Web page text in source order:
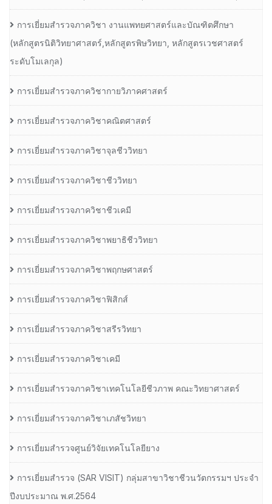
การเยี่ยมสำรวจภาควิชา งานแพทยศาสตร์และบัณฑิตศึกษา
(หลักสูตรนิติวิทยาศาสตร์,หลักสูตรพิษวิทยา, หลักสูตรเวชศาสตร์
ระดับโมเลกุล)
การเยี่ยมสำรวจภาควิชากายวิภาคศาสตร์
การเยี่ยมสำรวจภาควิชาคณิตศาสตร์
การเยี่ยมสำรวจภาควิชาจุลชีววิทยา
การเยี่ยมสำรวจภาควิชาชีววิทยา
การเยี่ยมสำรวจภาควิชาชีวเคมี
การเยี่ยมสำรวจภาควิชาพยาธิชีววิทยา
การเยี่ยมสำรวจภาควิชาพฤกษศาสตร์
การเยี่ยมสำรวจภาควิชาฟิสิกส์
การเยี่ยมสำรวจภาควิชาสรีรวิทยา
การเยี่ยมสำรวจภาควิชาเคมี
การเยี่ยมสำรวจภาควิชาเทคโนโลยีชีวภาพ คณะวิทยาศาสตร์
การเยี่ยมสำรวจภาควิชาเภสัชวิทยา
การเยี่ยมสำรวจศูนย์วิจัยเทคโนโลยียาง
การเยี่ยมสํารวจ (SAR VISIT) กลุ่มสาขาวิชาชีวนวัตกรรมฯ ประจํา
ปีงบประมาณ พ.ศ.2564